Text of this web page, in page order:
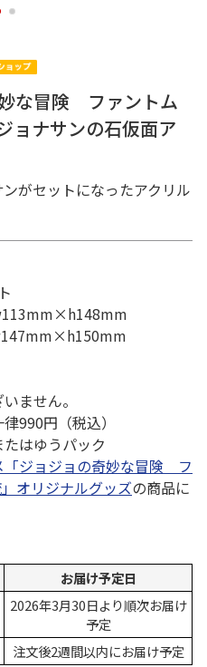
2
な冒険 ファントム
ョナサンの石仮面ア
がセットになったアクリル
ません。
990円（税込）
はゆうパック
「ジョジョの奇妙な冒険 フ
オリジナルグッズの商品に
お届け予定日
2026年3月30日より順次お届け
予定
注文後2週間以内にお届け予定